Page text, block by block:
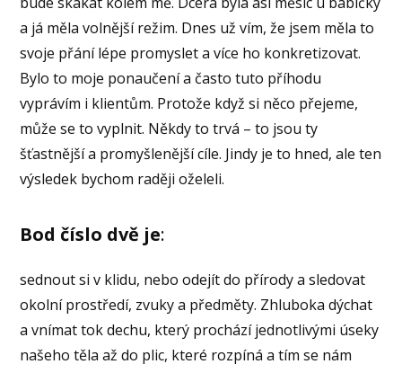
a já měla volnější režim. Dnes už vím, že jsem měla to
svoje přání lépe promyslet a více ho konkretizovat.
Bylo to moje ponaučení a často tuto příhodu
vyprávím i klientům. Protože když si něco přejeme,
může se to vyplnit. Někdy to trvá – to jsou ty
šťastnější a promyšlenější cíle. Jindy je to hned, ale ten
výsledek bychom raději oželeli.
Bod číslo dvě je:
sednout si v klidu, nebo odejít do přírody a sledovat
okolní prostředí, zvuky a předměty. Zhluboka dýchat
a vnímat tok dechu, který prochází jednotlivými úseky
našeho těla až do plic, které rozpíná a tím se nám